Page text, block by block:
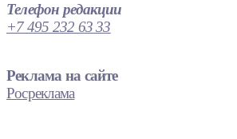
Телефон редакции
+7 495 232 63 33
Реклама на сайте
Росреклама